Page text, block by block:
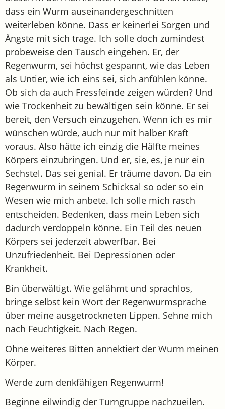
dass ein Wurm auseinandergeschnitten
weiterleben könne. Dass er keinerlei Sorgen und
Ängste mit sich trage. Ich solle doch zumindest
probeweise den Tausch eingehen. Er, der
Regenwurm, sei höchst gespannt, wie das Leben
als Untier, wie ich eins sei, sich anfühlen könne.
Ob sich da auch Fressfeinde zeigen würden? Und
wie Trockenheit zu bewältigen sein könne. Er sei
bereit, den Versuch einzugehen. Wenn ich es mir
wünschen würde, auch nur mit halber Kraft
voraus. Also hätte ich einzig die Hälfte meines
Körpers einzubringen. Und er, sie, es, je nur ein
Sechstel. Das sei genial. Er träume davon. Da ein
Regenwurm in seinem Schicksal so oder so ein
Wesen wie mich anbete. Ich solle mich rasch
entscheiden. Bedenken, dass mein Leben sich
dadurch verdoppeln könne. Ein Teil des neuen
Körpers sei jederzeit abwerfbar. Bei
Unzufriedenheit. Bei Depressionen oder
Krankheit.
Bin überwältigt. Wie gelähmt und sprachlos,
bringe selbst kein Wort der Regenwurmsprache
über meine ausgetrockneten Lippen. Sehne mich
nach Feuchtigkeit. Nach Regen.
Ohne weiteres Bitten annektiert der Wurm meinen
Körper.
Werde zum denkfähigen Regenwurm!
Beginne eilwindig der Turngruppe nachzueilen.